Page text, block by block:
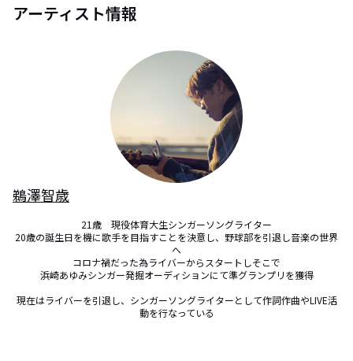
アーティスト情報
鵜澤智歳
21歳　現役体育大生シンガーソングライター
20歳の誕生日を機に歌手を目指すことを決意し、野球部を引退し音楽の世界
へ
コロナ禍だった為ライバーからスタートしそこで
浜崎あゆみシンガー発掘オーディションにて準グランプリを獲得
現在はライバーを引退し、シンガーソングライターとして作詞作曲やLIVE活
動を行なっている